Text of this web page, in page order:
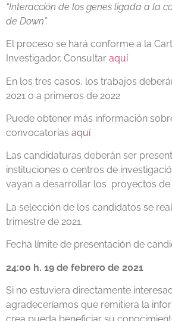
“Interacción de los genes ligada a la
de Down”.
El proceso se hará conforme a la
Investigador. Consultar aquí
En los tres casos, los trabajos
2021 o a primeros de 2022
Puede obtener más información
convocatorias aquí
Las candidaturas deberán ser
instituciones o centros de
vayan a desarrollar los proyectos de
La selección de los candidatos se
trimestre de 2021.
Fecha límite de presentación de
24:00 h. 19 de febrero de 2021
Si no estuviera directamente
agradeceríamos que remitiera la